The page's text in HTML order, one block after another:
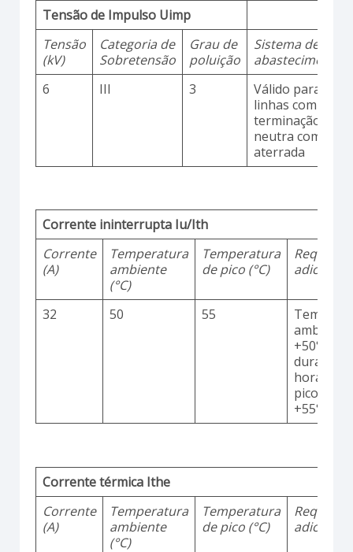
Tensão de Impulso Uimp
Tensão
(kV)
Categoria de
Sobretensão
Grau de
poluição
Sistema de
abastecimento
6
III 3
Válido para
linhas com
terminação
neutra comum
aterrada
Corrente ininterrupta Iu/Ith
Corrente
(A)
Temperatura
ambiente
(°C)
Temperatura
de pico (°C)
adicionais
32 50 55
ambiente
+50°C
durante
horas
picos até
+55°C
Corrente térmica Ithe
Corrente
(A)
Temperatura
ambiente
(°C)
Temperatura
de pico (°C)
adicionais